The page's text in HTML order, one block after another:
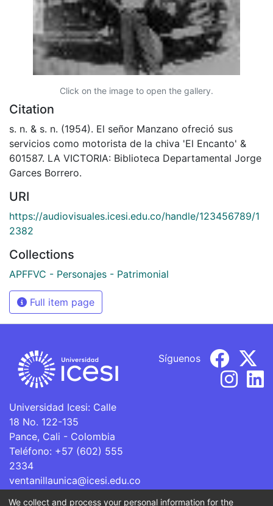
Click on the image to open the gallery.
Citation
s. n. & s. n. (1954). El señor Manzano ofreció sus
servicios como motorista de la chiva 'El Encanto' &
601587. LA VICTORIA: Biblioteca Departamental Jorge
Garces Borrero.
URI
https://audiovisuales.icesi.edu.co/handle/123456789/1
2382
Collections
APFFVC - Personajes - Patrimonial
Full item page
Universidad Icesi: Calle
18 No. 122-135
Pance, Cali - Colombia
Teléfono: +57 (602) 555
2334
ventanillaunica@icesi.edu.co
Síguenos
We collect and process your personal information for the